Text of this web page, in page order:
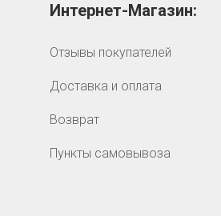
Интернет-Магазин:
Отзывы покупателей
Доставка и оплата
Возврат
Пункты самовывоза